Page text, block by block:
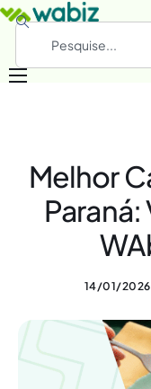
Materiais
Melhor
14/01/2026